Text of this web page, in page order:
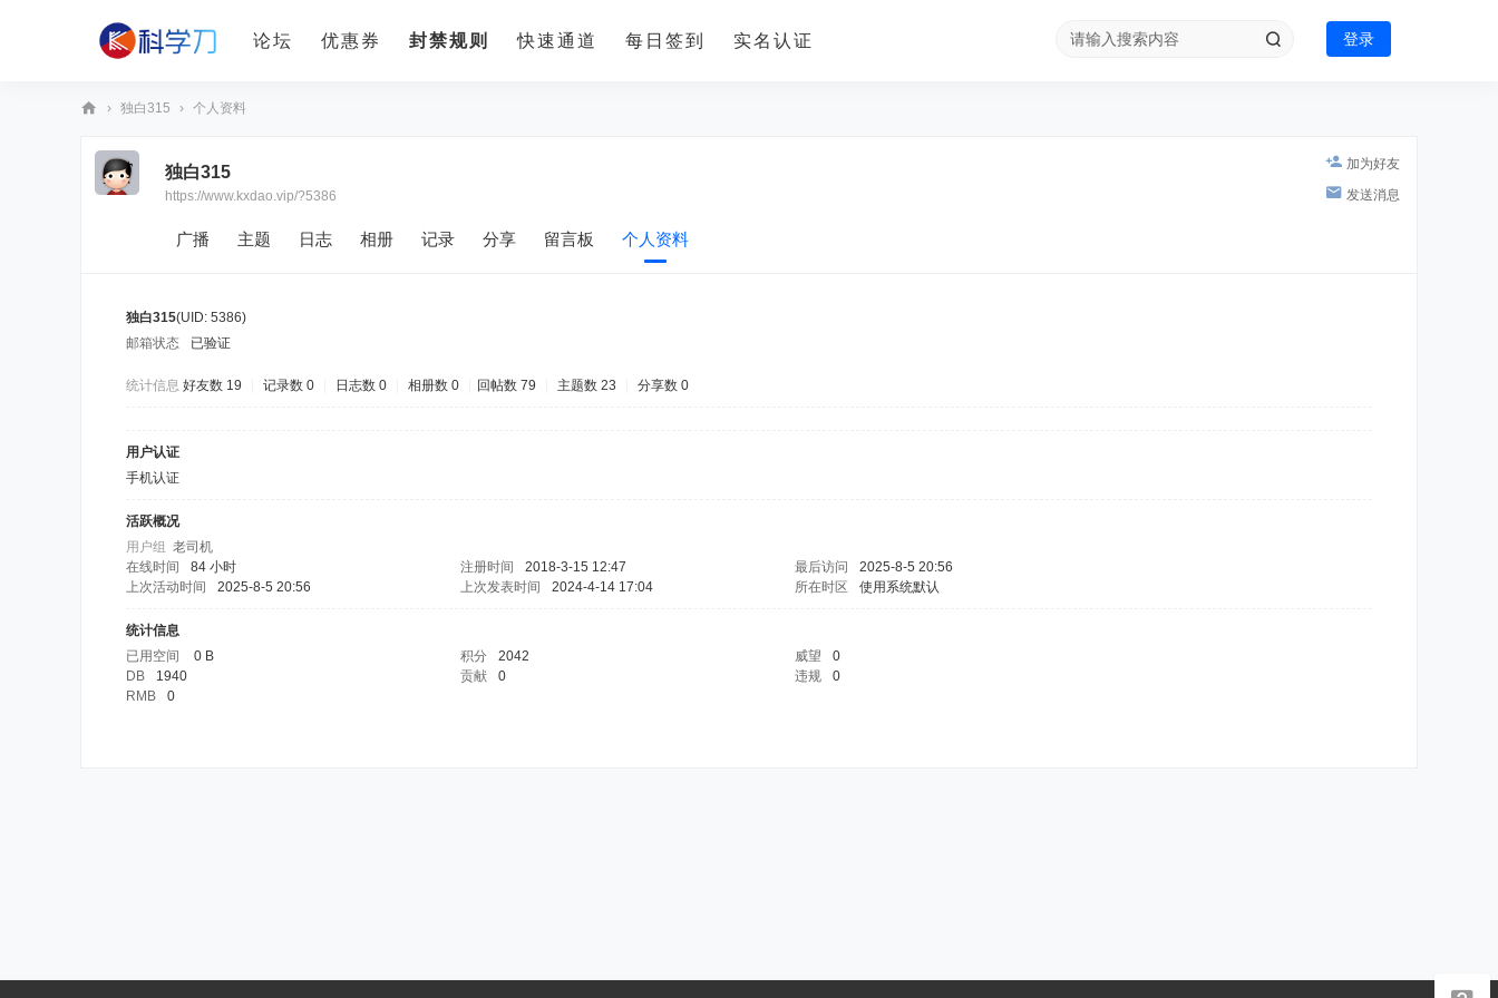
论坛 优惠券 封禁规则 快速通道 每日签到 实名认证 登录
› 独白315 › 个人资料
加为好友
发送消息
独白315
https://www.kxdao.vip/?5386
广播 主题 日志 相册 记录 分享 留言板 个人资料
独白315(UID: 5386)
邮箱状态
已验证
统计信息 好友数 19 记录数 0 日志数 0 相册数 0 回帖数 79 主题数 23 分享数 0
用户认证
手机认证
活跃概况
用户组 老司机
在线时间
84 小时 注册时间 2018-3-15 12:47 最后访问
2025-8-5 20:56
上次活动时间
2025-8-5 20:56 上次发表时间 2024-4-14 17:04 所在时区 使用系统默认
统计信息
已用空间
0 B 积分 2042 威望
0
DB
1940 贡献 0 违规
0
RMB
0